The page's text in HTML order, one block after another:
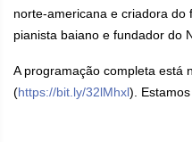
norte-americana e criadora do
pianista baiano e fundador do
A programação completa está
(https://bit.ly/32lMhxl).